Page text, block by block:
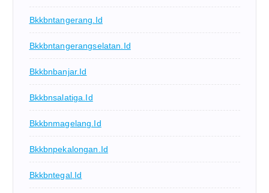
Bkkbntangerang.id
Bkkbntangerangselatan.id
Bkkbnbanjar.id
Bkkbnsalatiga.id
Bkkbnmagelang.id
Bkkbnpekalongan.id
Bkkbntegal.id